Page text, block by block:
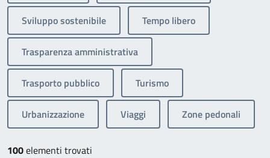
Sviluppo sostenibile Tempo libero
Trasparenza amministrativa
Trasporto pubblico Turismo
Urbanizzazione Viaggi Zone pedonali
100elementi trovati